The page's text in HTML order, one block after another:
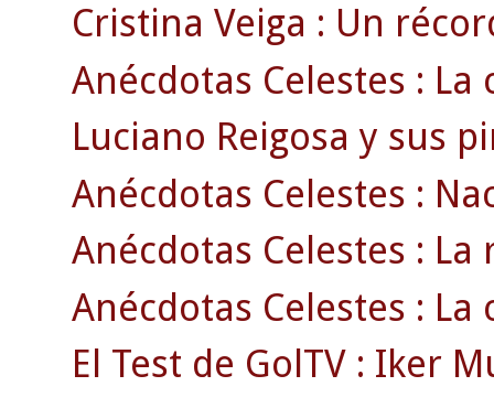
Cristina Veiga : Un
Anécdotas Celestes :
Luciano Reigosa y sus
Anécdotas Celestes :
Anécdotas Celestes :
Anécdotas Celestes : La
El Test de GolTV : Iker